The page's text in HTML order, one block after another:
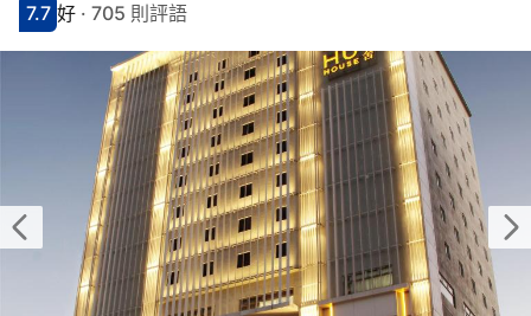
分數7.7分
7.7
評比好好 · 705 則評語